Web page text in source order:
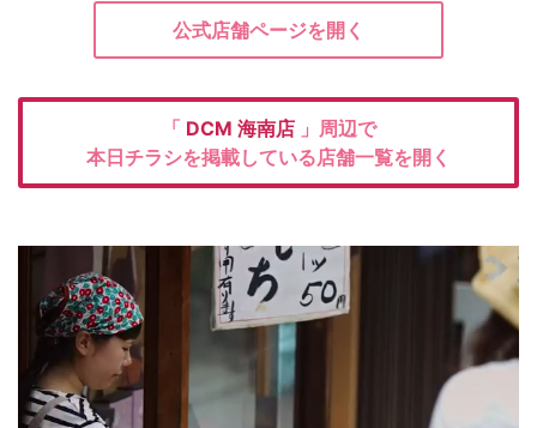
公式店舗ページを開く
「 DCM 海南店 」周辺で
本日チラシを掲載している店舗一覧を開く